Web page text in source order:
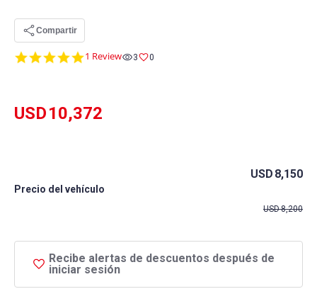
5.0
1 Review 3 0
USD10,372
Precio del vehículo
USD 8,150
USD8,200
Recibe alertas de descuentos después de
iniciar sesión
Compartir